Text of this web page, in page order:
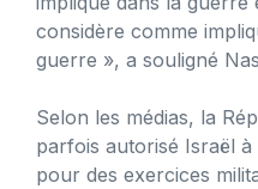
considère comme
guerre », a souligné
Selon les médias, la
parfois autorisé Israël
pour des exercices